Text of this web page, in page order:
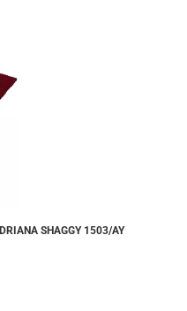
SHAGGY 1503/AY